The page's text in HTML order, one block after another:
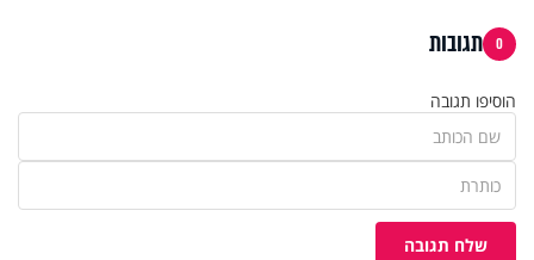
0 תגובות
הוסיפו תגובה
שלח תגובה